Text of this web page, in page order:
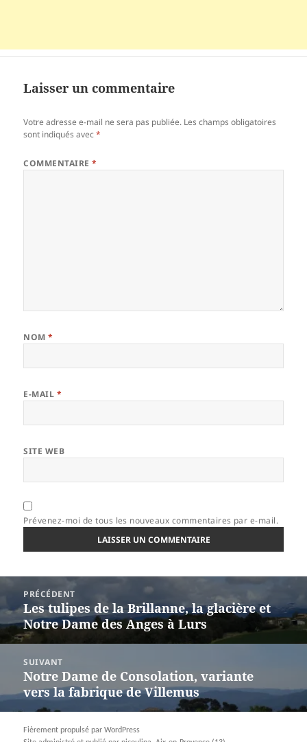
Laisser un commentaire
Votre adresse e-mail ne sera pas publiée. Les champs obligatoires
sont indiqués avec*
COMMENTAIRE*
NOM*
E-MAIL *
SITE WEB
Prévenez-moi de tous les nouveaux commentaires par e-mail.
l’article
PRÉCÉDENT
Article
précédent :
Les tulipes de la Brillanne, la glacière et
Notre Dame des Anges à Lurs
SUIVANT
Article
suivant :
Notre Dame de Consolation, variante
vers la fabrique de Villemus
Fièrement propulsé par WordPress